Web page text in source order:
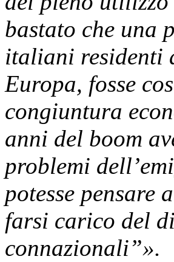
bastato che una
italiani residenti
Europa, fosse
congiuntura
anni del boom
problemi
potesse pensare
farsi carico del
connazionali”».